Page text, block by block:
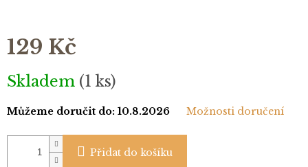
129 Kč
Měrná
cena:
Skladem (1 ks)
Můžeme doručit do: 10.8.2026 Možnosti doručení
Přidat do košíku